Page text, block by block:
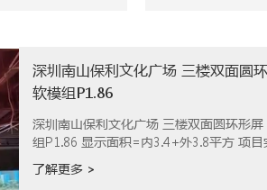
软模组P1.86
深圳南山保利文化广场 三楼双面圆环形屏 软模
组P1.86 显示面积=内3.4+外3.8平方 项目完美竣
工
了解更多 >